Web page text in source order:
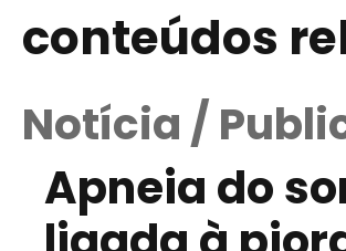
conteúdos
Notícia /
Apneia do